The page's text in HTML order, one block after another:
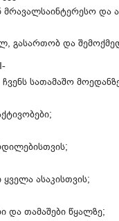
და
გასართობ და
სათამაშო
ასაკისთვის;
და თამაშები წყალზე;